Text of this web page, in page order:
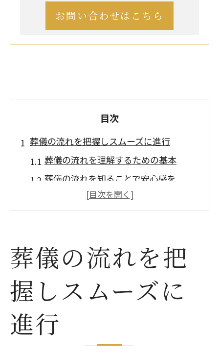
お問い合わせはこちら
目次
葬儀の流れを把握しスムーズに進行
葬儀の流れを理解するための基本
葬儀の流れを知ることで安心感を
葬儀の流れと役割分担の重要性
葬儀の流れを守ることで故人を偲ぶ
葬儀当日の流れと重要なポイント
葬儀当日を迎えるための準備
葬儀当日、最初に確認すること
葬儀の流れを把
握しスムーズに
進行